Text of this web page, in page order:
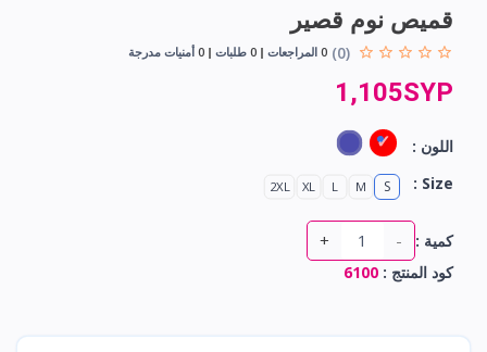
قميص نوم قصير
(0)
0 المراجعات 0 طلبات 0 أمنيات مدرجة
1,105SYP
اللون :
Size :
S
M
L
XL
2XL
كمية : -
+
كود المنتج : 6100